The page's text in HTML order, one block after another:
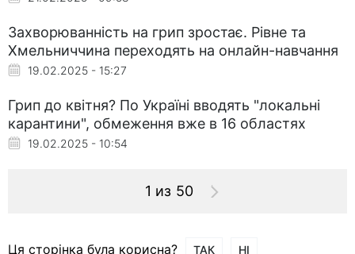
Захворюванність на грип зростає. Рівне та
Хмельниччина переходять на онлайн-навчання
19.02.2025 - 15:27
Грип до квітня? По Україні вводять "локальні
карантини", обмеження вже в 16 областях
19.02.2025 - 10:54
1 из 50
Ця сторінка була корисна? ТАК НІ